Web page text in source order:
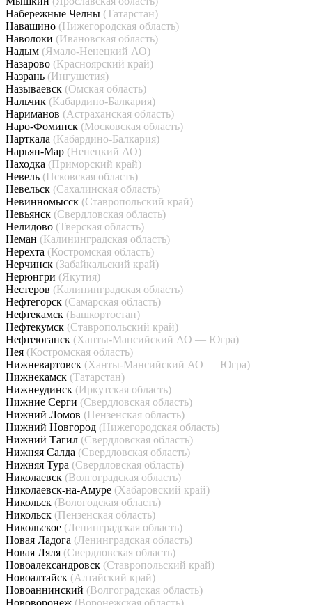
Набережные Челны (Татарстан)
Навашино (Нижегородская область)
Наволоки (Ивановская область)
Надым (Ямало-Ненецкий АО)
Назарово (Красноярский край)
Назрань (Ингушетия)
Называевск (Омская область)
Нальчик (Кабардино-Балкария)
Нариманов (Астраханская область)
Наро-Фоминск (Московская область)
Нарткала (Кабардино-Балкария)
Нарьян-Мар (Ненецкий АО)
Находка (Приморский край)
Невель (Псковская область)
Невельск (Сахалинская область)
Невинномысск (Ставропольский край)
Невьянск (Свердловская область)
Нелидово (Тверская область)
Неман (Калининградская область)
Нерехта (Костромская область)
Нерчинск (Забайкальский край)
Нерюнгри (Якутия)
Нестеров (Калининградская область)
Нефтегорск (Самарская область)
Нефтекамск (Башкортостан)
Нефтекумск (Ставропольский край)
Нефтеюганск (Ханты-Мансийский АО — Югра)
Нея (Костромская область)
Нижневартовск (Ханты-Мансийский АО — Югра)
Нижнекамск (Татарстан)
Нижнеудинск (Иркутская область)
Нижние Серги (Свердловская область)
Нижний Ломов (Пензенская область)
Нижний Новгород (Нижегородская область)
Нижний Тагил (Свердловская область)
Нижняя Салда (Свердловская область)
Нижняя Тура (Свердловская область)
Николаевск (Волгоградская область)
Николаевск-на-Амуре (Хабаровский край)
Никольск (Вологодская область)
Никольск (Пензенская область)
Никольское (Ленинградская область)
Новая Ладога (Ленинградская область)
Новая Ляля (Свердловская область)
Новоалександровск (Ставропольский край)
Новоалтайск (Алтайский край)
Новоаннинский (Волгоградская область)